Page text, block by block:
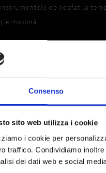
Consenso
sito web utilizza i cookie
i cookie per
traffico. Condividiamo
dei dati web e social
de coafat la
maximă.